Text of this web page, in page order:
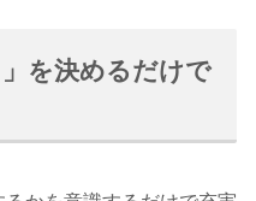
を決めるだけで